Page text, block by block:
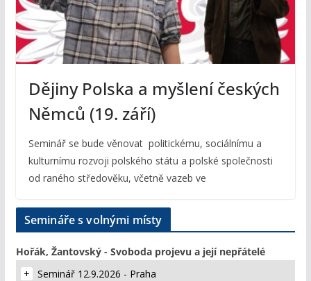
Dějiny Polska a myšlení českých
Němců (19. září)
Seminář se bude věnovat politickému, sociálnímu a
kulturnímu rozvoji polského státu a polské společnosti
od raného středověku, včetně vazeb ve
Semináře s volnými místy
Hořák, Žantovský - Svoboda projevu a její nepřátelé
Seminář 12.9.2026 - Praha